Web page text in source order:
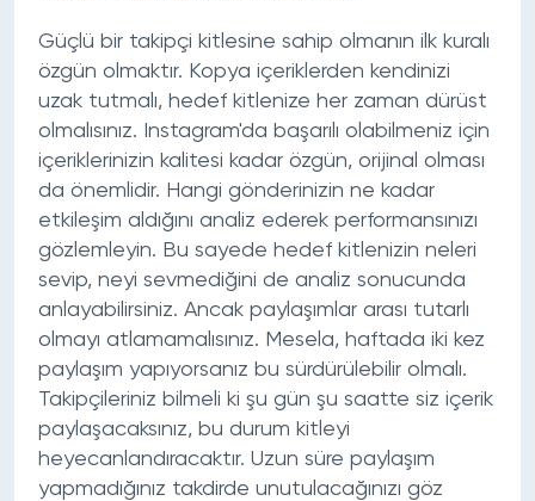
Güçlü bir takipçi kitlesine sahip olmanın ilk kuralı
özgün olmaktır. Kopya içeriklerden kendinizi
uzak tutmalı, hedef kitlenize her zaman dürüst
olmalısınız. Instagram'da başarılı olabilmeniz için
içeriklerinizin kalitesi kadar özgün, orijinal olması
da önemlidir. Hangi gönderinizin ne kadar
etkileşim aldığını analiz ederek performansınızı
gözlemleyin. Bu sayede hedef kitlenizin neleri
sevip, neyi sevmediğini de analiz sonucunda
anlayabilirsiniz. Ancak paylaşımlar arası tutarlı
olmayı atlamamalısınız. Mesela, haftada iki kez
paylaşım yapıyorsanız bu sürdürülebilir olmalı.
Takipçileriniz bilmeli ki şu gün şu saatte siz içerik
paylaşacaksınız, bu durum kitleyi
heyecanlandıracaktır. Uzun süre paylaşım
yapmadığınız takdirde unutulacağınızı göz